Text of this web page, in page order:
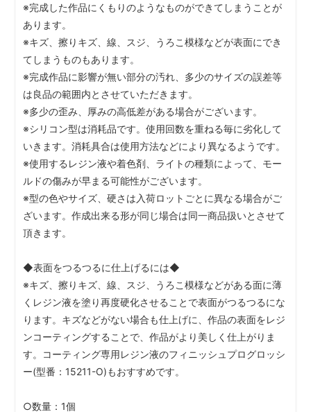
※完成した作品にくもりのようなものができてしまうことが
あります。
※キズ、擦りキズ、線、スジ、うろこ模様などが表面にでき
てしまうものもあります。
※完成作品に影響が無い部分の汚れ、多少のサイズの誤差等
は良品の範囲内とさせていただきます。
※多少の歪み、厚みの高低差がある場合がございます。
※シリコン型は消耗品です。使用回数を重ねる毎に劣化して
いきます。消耗具合は使用方法などにより異なるようです。
※使用するレジン液や着色剤、ライトの種類によって、モー
ルドの傷みが早まる可能性がございます。
※型の色やサイズ、硬さは入荷ロットごとに異なる場合がご
ざいます。作成出来る形が同じ場合は同一商品扱いとさせて
頂きます。
◆表面をつるつるに仕上げるには◆
※キズ、擦りキズ、線、スジ、うろこ模様などがある面に薄
くレジン液を塗り再度硬化させることで表面がつるつるにな
ります。キズなどがない場合も仕上げに、作品の表面をレジ
ンコーティングすることで、作品がより美しく仕上がりま
す。コーティング専用レジン液のフィニッシュプログロッシ
ー(型番：15211-O)もおすすめです。
○数量：1個